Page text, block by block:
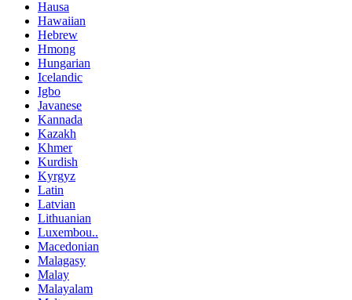
Hausa
Hawaiian
Hebrew
Hmong
Hungarian
Icelandic
Igbo
Javanese
Kannada
Kazakh
Khmer
Kurdish
Kyrgyz
Latin
Latvian
Lithuanian
Luxembou..
Macedonian
Malagasy
Malay
Malayalam